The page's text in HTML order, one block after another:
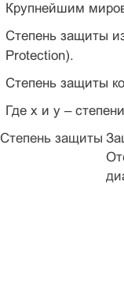
Крупнейшим
Степень защиты
Protection).
Степень защиты
Где x и y –
Степень защиты